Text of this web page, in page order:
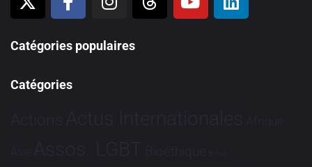
Catégories populaires
Catégories
Actions Actus Internationales Afrique
Asie Assos. LGBT Bioéthique Brève